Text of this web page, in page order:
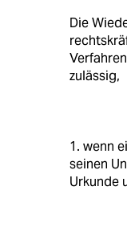
Die
zulässig,
1. wenn
seinen
Urkunde